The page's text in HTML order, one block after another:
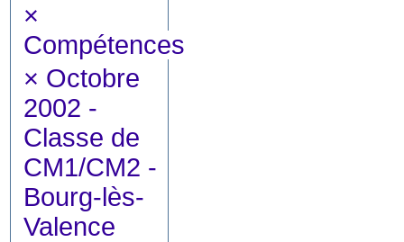
×
Compétences
× Octobre
2002 -
Classe de
CM1/CM2 -
Bourg-lès-
Valence